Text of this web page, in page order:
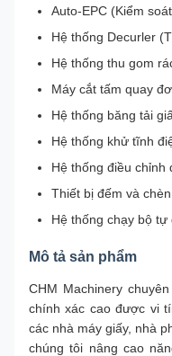
Auto-EPC (Kiểm
Hệ thống Decurler
Hệ thống thu gom
Máy cắt tấm quay
Hệ thống băng tải
Hệ thống khử tĩnh
Hệ thống điều chỉnh
Thiết bị đếm và
Hệ thống chạy bộ tự
Mô tả sản phẩm
CHM Machinery
chính xác cao được vi
các nhà máy giấy, nhà
chúng tôi nâng cao